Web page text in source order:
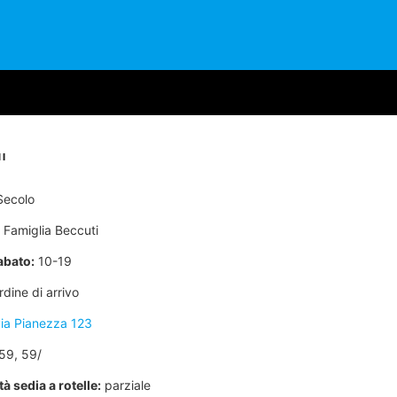
Famiglia Beccuti
10-19
di arrivo
Pianezza 123
59/
sedia a rotelle:parziale